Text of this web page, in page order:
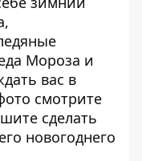
Мороза и
вас в
смотрите
сделать
новогоднего